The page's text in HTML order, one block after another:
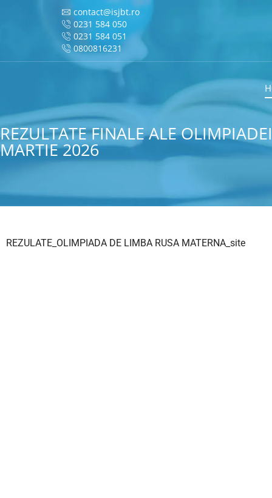
contact@isjbt.ro
0231 584 050
0231 584 051
0800816231
REZULTATE FINALE ALE
MARTIE 2026
REZULATE_OLIMPIADA DE LIMBA RUSA MATERNA_site